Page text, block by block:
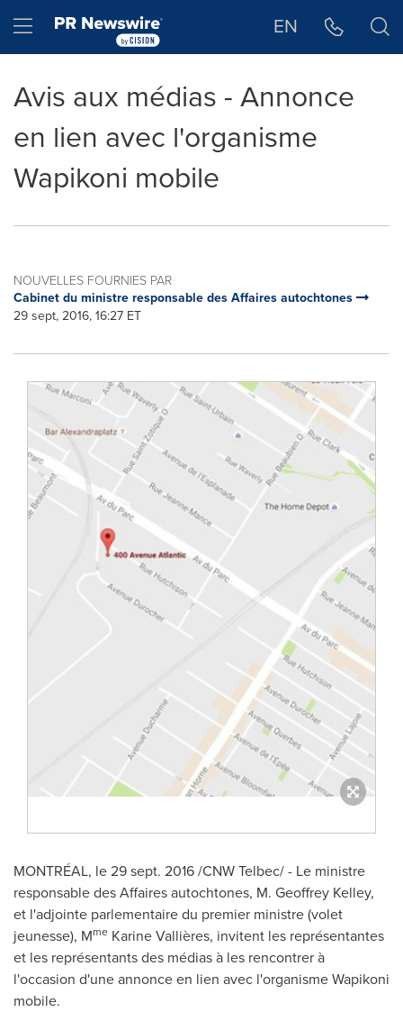
Hamburger menu EN
Avis aux médias - Annonce
en lien avec l'organisme
Wapikoni mobile
NOUVELLES FOURNIES PAR
Cabinet du ministre responsable des Affaires autochtones
29 sept, 2016, 16:27 ET
MONTRÉAL, le 29 sept. 2016 /CNW Telbec/ - Le ministre
responsable des Affaires autochtones, M. Geoffrey Kelley,
et l'adjointe parlementaire du premier ministre (volet
jeunesse), Mme Karine Vallières, invitent les représentantes
et les représentants des médias à les rencontrer à
l'occasion d'une annonce en lien avec l'organisme Wapikoni
mobile.